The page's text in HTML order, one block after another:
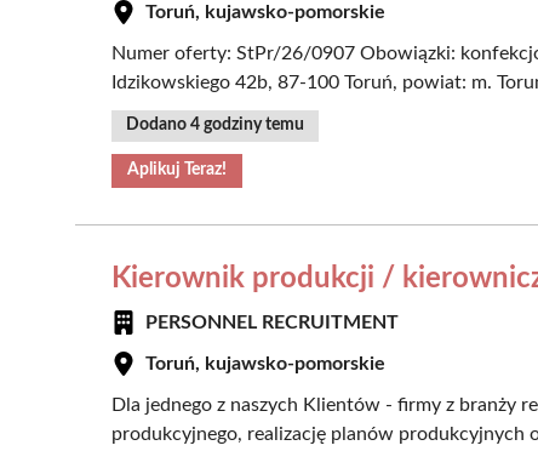
Toruń, kujawsko-pomorskie
Numer oferty: StPr/26/0907 Obowiązki:
Idzikowskiego 42b, 87-100 Toruń, powiat: m.
Dodano 4 godziny temu
Aplikuj Teraz!
Kierownik produkcji /
PERSONNEL RECRUITMENT
Toruń, kujawsko-pomorskie
Dla jednego z naszych Klientów - firmy z branży
produkcyjnego, realizację planów produkcyjnych